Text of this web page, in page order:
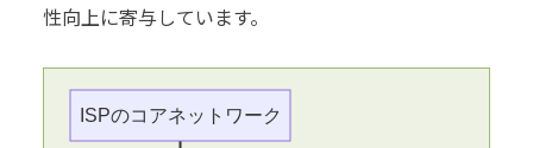
性向上に寄与しています。
ISPのコアネットワーク